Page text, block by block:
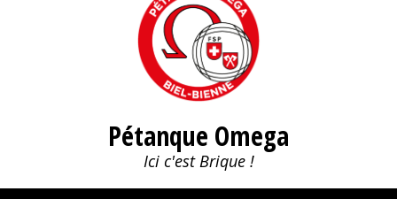
Pétanque Omega
Ici c'est Brique !